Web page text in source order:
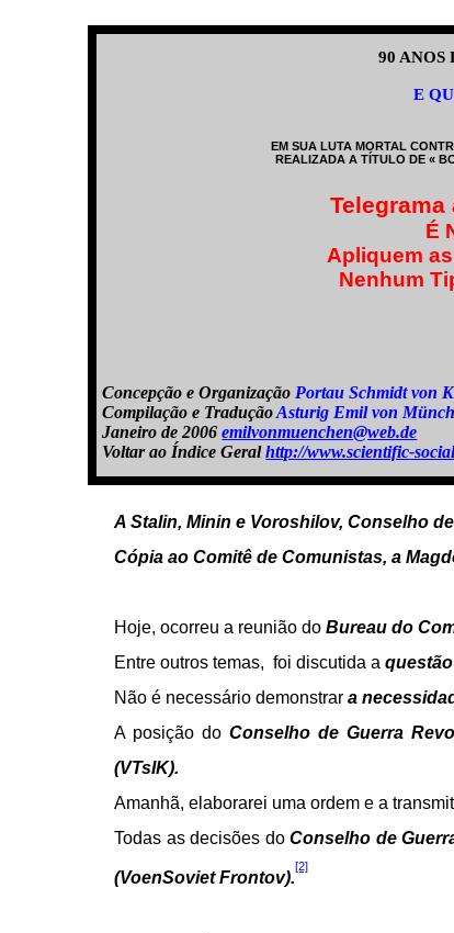
90 ANOS
E
EM SUA LUTA MORTAL
REALIZADA A TÍTULO DE «
É
Apliquem
Nenhum
Concepção e Organização Portau Schmidt von
Compilação e TraduçãoAsturig Emil von
Janeiro de 2006emilvonmuenchen@web.de
Voltar ao Índice Geralhttp://www.scientific-
A Stalin, Minin e Voroshilov, Conselho
Cópia ao Comitê de Comunistas, a
Hoje, ocorreu a reunião do Bureau do
Entre outros temas, foi discutida a
Não é necessário demonstrar a
A posição do Conselho de Guerra
(VTsIK).
Amanhã, elaborarei uma ordem e a
Todas as decisões doConselho de
(VoenSoviet Frontov).
[2]